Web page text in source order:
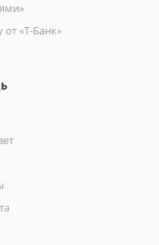
от «Т-Банк»